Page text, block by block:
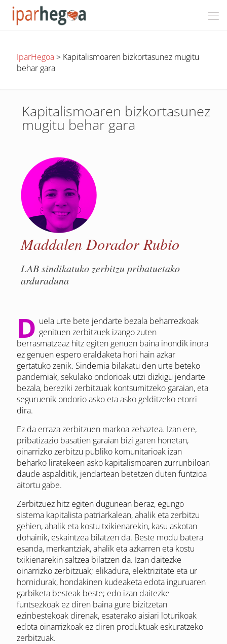
IparHegoa> Kapitalismoaren bizkortasunez mugitu
behar gara
Kapitalismoaren bizkortasunez
mugitu behar gara
Maddalen Dorador Rubio
LAB sindikatuko zerbitzu pribatuetako
arduraduna
D uela urte bete jendarte bezala beharrezkoak
genituen zerbitzuek izango zuten
berrasmatzeaz hitz egiten genuen baina inondik inora
ez genuen espero eraldaketa hori hain azkar
gertatuko zenik. Sindemia bilakatu den urte beteko
pandemiak, sekulako ondorioak utzi dizkigu jendarte
bezala, bereziki zerbitzuak kontsumitzeko garaian, eta
seguruenik ondorio asko eta asko gelditzeko etorri
dira.
Ez da erraza zerbitzuen markoa zehaztea. Izan ere,
pribatizazio basatien garaian bizi garen honetan,
oinarrizko zerbitzu publiko komunitarioak izan
beharko liratekeen asko kapitalismoaren zurrunbiloan
daude aspalditik, jendartean betetzen duten funtzioa
aitortu gabe.
Zerbitzuez hitz egiten dugunean beraz, egungo
sistema kapitalista patriarkalean, ahalik eta zerbitzu
gehien, ahalik eta kostu txikienarekin, kasu askotan
dohainik, eskaintzea bilatzen da. Beste modu batera
esanda, merkantziak, ahalik eta azkarren eta kostu
txikienarekin saltzea bilatzen da. Izan daitezke
oinarrizko zerbitzuak; elikadura, elektrizitate eta ur
hornidurak, hondakinen kudeaketa edota inguruaren
garbiketa besteak beste; edo izan daitezke
funtsezkoak ez diren baina gure bizitzetan
ezinbestekoak direnak, esaterako aisiari loturikoak
edota oinarrizkoak ez diren produktuak eskuratzeko
zerbitzuak.